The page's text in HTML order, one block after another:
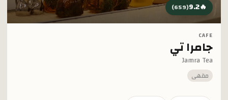
🔥
9.2
(
659
)
CAFE
جامرا تي
Jamra Tea
مقهى